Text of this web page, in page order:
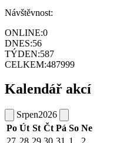
Návštěvnost:
ONLINE:0
DNES:56
TÝDEN:587
CELKEM:487999
Kalendář akcí
Srpen2026
Po Út St Čt Pá So Ne